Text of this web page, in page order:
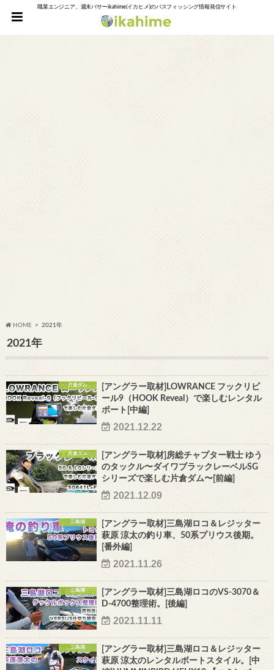
職業エンジニア、週末バサーikahime(イカヒメ)のバスフィッシング情報発信サイト
HOME 2021年
2021年
片倉ダム
[アングラー取材]LOWRANCE フックリビ
ール9（HOOK Reveal）で楽しむレンタル
ボート[中編]
2021.12.22
片倉ダム
[アングラー取材]房総チャプター戦士 ゆう
のタックル〜ダイワブラックレーベルSG
シリーズで楽しむ片倉ダム〜[前編]
2021.12.09
三島湖
[アングラー取材]三島湖ロコ＆レジッター
萩原 涼太の釣り車、50系プリウス後期。
[番外編]
2021.11.26
三島湖
[アングラー取材]三島湖ロコのVS-3070＆
D-4700整理術。[後編]
2021.11.11
三島湖
[アングラー取材]三島湖ロコ＆レジッター
萩原 涼太のレンタルボートスタイル。[中